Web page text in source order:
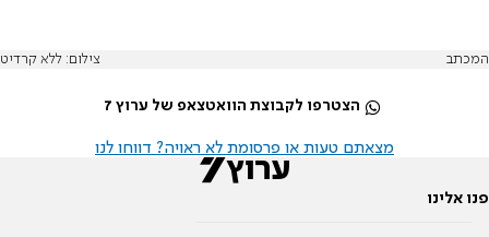
המכתב צילום: ללא קרדיט
הצטרפו לקבוצת הוואטצאפ של ערוץ 7
מצאתם טעות או פרסומת לא ראויה? דווחו לנו
פנו אלינו